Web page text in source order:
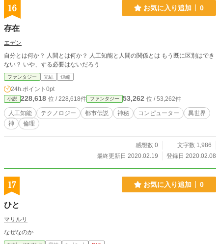
16 お気に入り追加 0
存在
エデン
自分とは何か？ 人間とは何か？ 人工知能と人間の関係とは もう既に区別はでき
ない？ いや、する必要はないだろう
ファンタジー 完結 短編
24h.ポイント 0pt
小説 228,618 位 / 228,618件 ファンタジー 53,262 位 / 53,262件
人工知能 テクノロジー 都市伝説 神秘 コンピューター
異世界
神
倫理
感想数 0
文字数 1,986
最終更新日 2020.02.19
登録日 2020.02.08
17 お気に入り追加 0
ひと
マリルリ
なぜなのか